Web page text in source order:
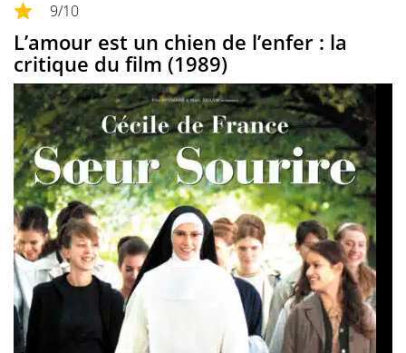
9/10
L’amour est un chien de l’enfer : la
critique du film (1989)